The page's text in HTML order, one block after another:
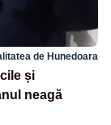
de Hunedoara
și
neagă